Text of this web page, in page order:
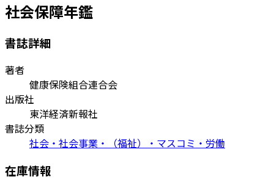
社会保障年鑑
書誌詳細
著者
健康保険組合連合会
出版社
東洋経済新報社
書誌分類
社会・社会事業・（福祉）・マスコミ・労働
在庫情報